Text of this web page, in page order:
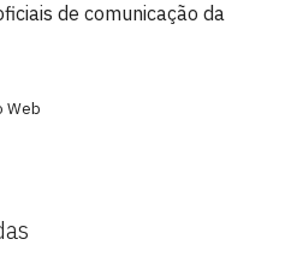
de comunicação da
Web